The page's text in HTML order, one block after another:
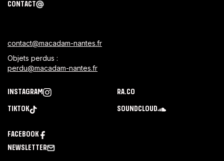
CONTACT
contact@macadam-nantes.fr
Objets perdus :
perdu@macadam-nantes.fr
INSTAGRAM RA.CO
SOUNDCLOUD
FACEBOOK
TIKTOK
NEWSLETTER